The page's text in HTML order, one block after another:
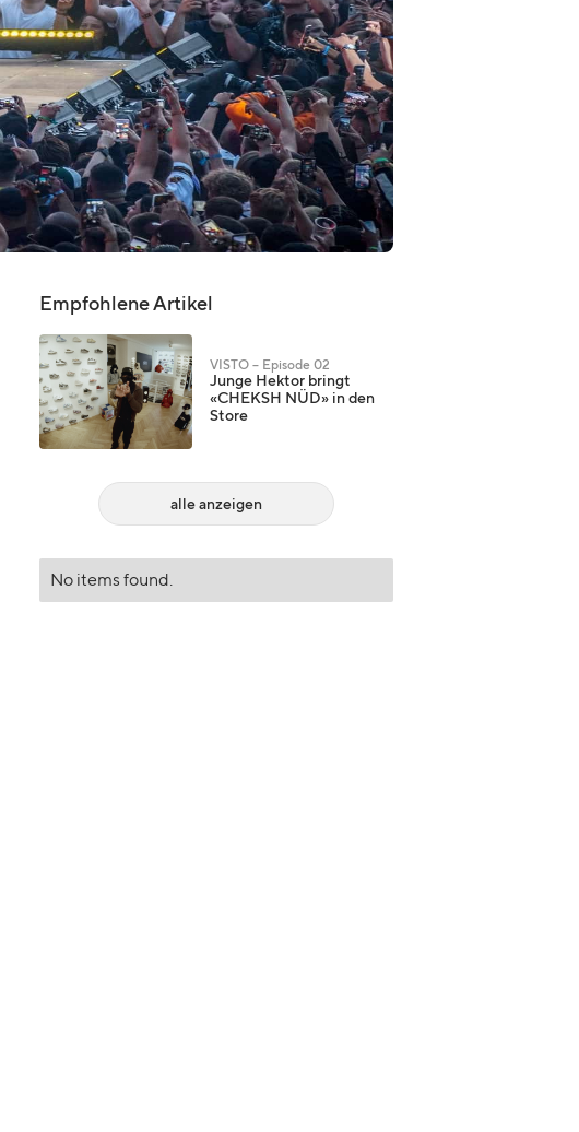
Empfohlene Artikel
VISTO – Episode 02
Junge Hektor bringt
«CHEKSH NÜD» in den
Store
alle anzeigen
No items found.